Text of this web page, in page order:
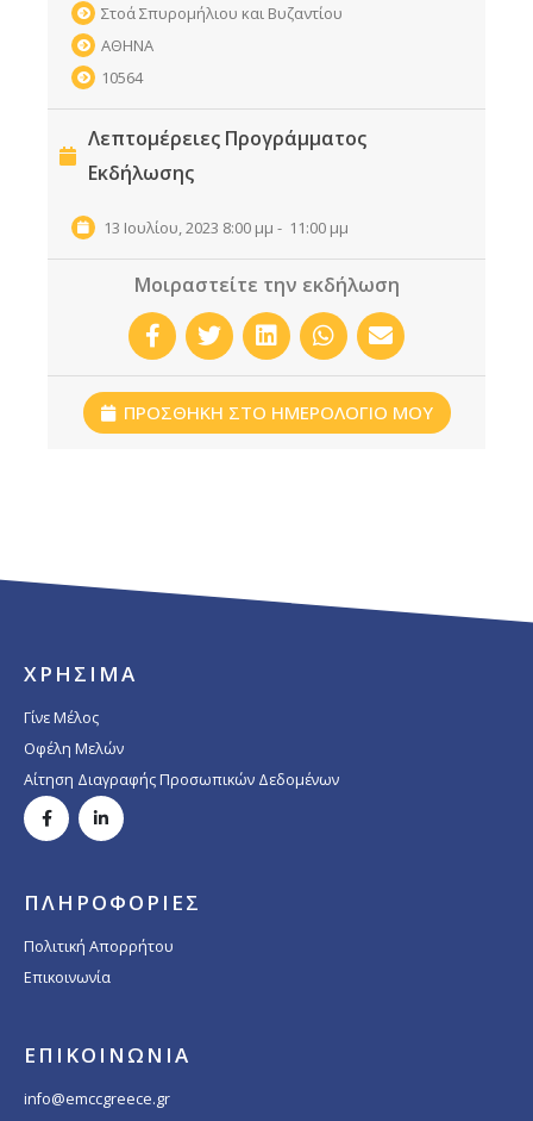
Στοά Σπυρομήλιου και Βυζαντίου
ΑΘΗΝΑ
10564
Λεπτομέρειες Προγράμματος
Εκδήλωσης
13 Ιουλίου, 2023 8:00 μμ - 11:00 μμ
Μοιραστείτε την εκδήλωση
ΠΡΟΣΘΗΚΗ ΣΤΟ ΗΜΕΡΟΛΟΓΙΟ ΜΟΥ
ΧΡΗΣΙΜΑ
Γίνε Μέλος
Οφέλη Μελών
Αίτηση Διαγραφής Προσωπικών Δεδομένων
ΠΛΗΡΟΦΟΡΙΕΣ
Πολιτική Απορρήτου
Επικοινωνία
ΕΠΙΚΟΙΝΩΝΙΑ
info@emccgreece.gr